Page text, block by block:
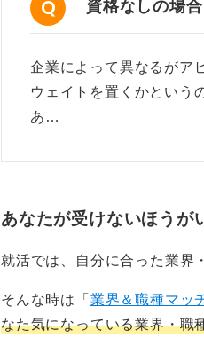
資格なしの場
企業によって異なるがア
ウェイトを置くかという
あ…
あなたが受けないほうが
就活では、自分に合った業界
そんな時は「 業界＆職種マッ
なた気になっている業界・職